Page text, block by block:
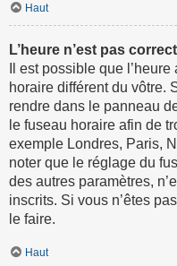
Haut
L’heure n’est pas
Il est possible que
horaire différent du vôtre.
rendre dans le panneau
le fuseau horaire afin de
exemple Londres, Paris,
noter que le réglage du
des autres paramètres,
inscrits. Si vous n’êtes
le faire.
Haut